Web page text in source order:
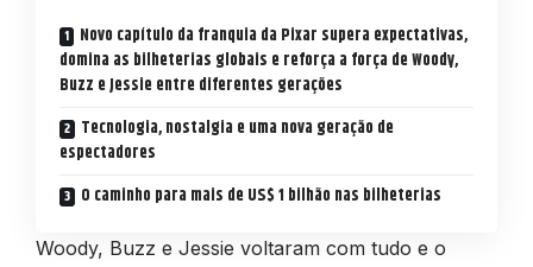
Novo capítulo da franquia da Pixar supera expectativas,
domina as bilheterias globais e reforça a força de Woody,
Buzz e Jessie entre diferentes gerações
Tecnologia, nostalgia e uma nova geração de
espectadores
O caminho para mais de US$ 1 bilhão nas bilheterias
Woody, Buzz e Jessie voltaram com tudo e o